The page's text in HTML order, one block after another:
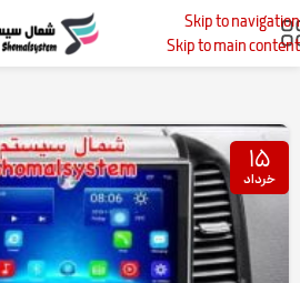
Skip to navigation
Skip to main content
خانه پست‌های برچسب زده شده "مانیتور سانتافه"
۱۵
خرداد